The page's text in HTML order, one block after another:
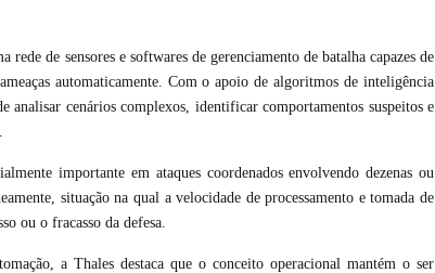
rede de sensores e softwares de gerenciamento de batalha capazes de
automaticamente. Com o apoio de algoritmos de inteligência
analisar cenários complexos, identificar comportamentos suspeitos e
importante em ataques coordenados envolvendo dezenas ou
situação na qual a velocidade de processamento e tomada de
ou o fracasso da defesa.
a Thales destaca que o conceito operacional mantém o ser